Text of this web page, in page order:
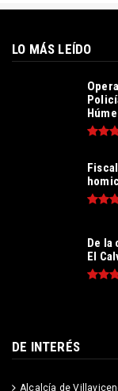
LO MÁS LEÍDO
De
El
DE INTERÉS
Alcalcía de